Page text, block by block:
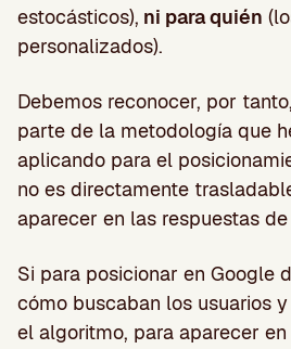
estocásticos), ni para quién
personalizados).
Debemos reconocer, por
parte de la metodología que
aplicando para el
no es directamente
aparecer en las respuestas de
Si para posicionar en Google
cómo buscaban los usuarios
el algoritmo, para aparecer